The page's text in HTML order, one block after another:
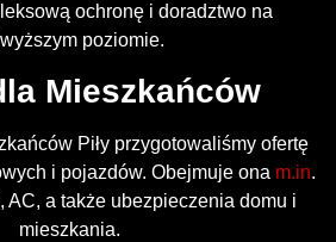
ochronę i doradztwo na
poziomie.
Mieszkańców
Piły przygotowaliśmy ofertę
i pojazdów. Obejmuje ona m.in.
AC, a także ubezpieczenia domu i
mieszkania.